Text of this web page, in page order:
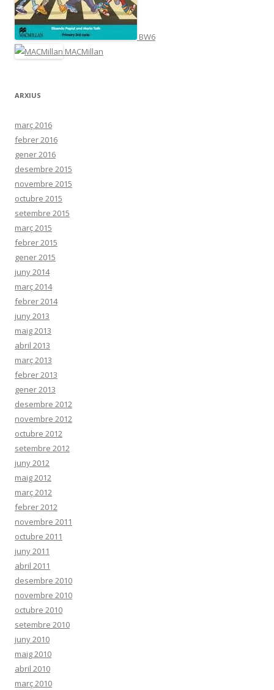
BW6
MACMillan
ARXIUS
març 2016
febrer 2016
gener 2016
desembre 2015
novembre 2015
octubre 2015
setembre 2015
març 2015
febrer 2015
gener 2015
juny 2014
març 2014
febrer 2014
juny 2013
maig 2013
abril 2013
març 2013
febrer 2013
gener 2013
desembre 2012
novembre 2012
octubre 2012
setembre 2012
juny 2012
maig 2012
març 2012
febrer 2012
novembre 2011
octubre 2011
juny 2011
abril 2011
desembre 2010
novembre 2010
octubre 2010
setembre 2010
juny 2010
maig 2010
abril 2010
març 2010